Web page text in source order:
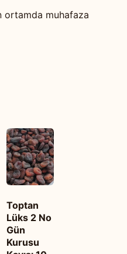
ortamda muhafaza
Toptan
Lüks 2 No
Gün
Kurusu